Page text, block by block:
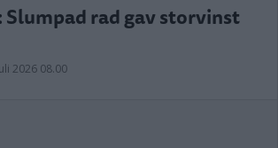
Slumpad rad gav storvinst
2026 08.00